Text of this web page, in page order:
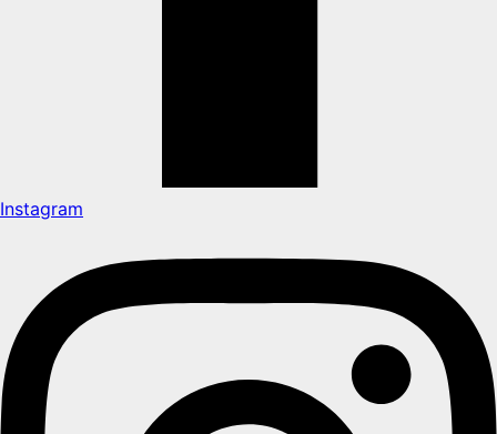
Instagram